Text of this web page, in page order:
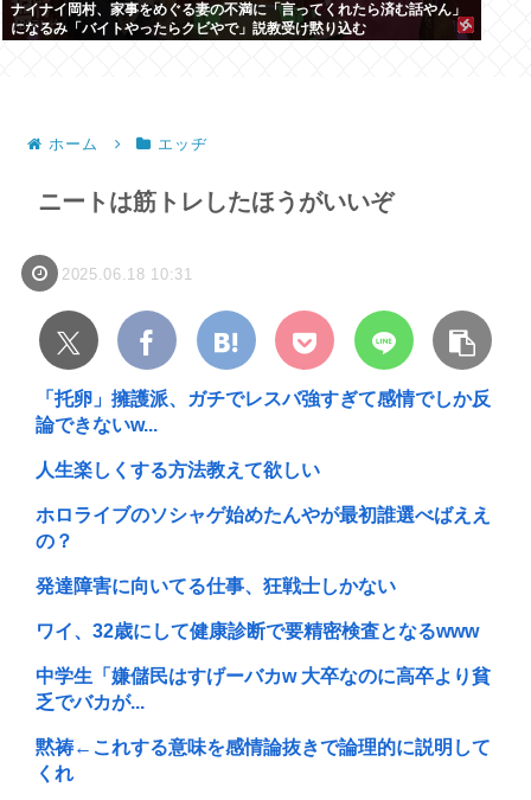
ナイナイ岡村、家事をめぐる妻の不満に「言ってくれたら済む話やん」
になるみ「バイトやったらクビやで」説教受け黙り込む
ホーム エッヂ
ニートは筋トレしたほうがいいぞ
2025.06.18 10:31
「托卵」擁護派、ガチでレスバ強すぎて感情でしか反
論できないw...
人生楽しくする方法教えて欲しい
ホロライブのソシャゲ始めたんやが最初誰選べばええ
の？
発達障害に向いてる仕事、狂戦士しかない
ワイ、32歳にして健康診断で要精密検査となるwww
中学生「嫌儲民はすげーバカw 大卒なのに高卒より貧
乏でバカが...
黙祷←これする意味を感情論抜きで論理的に説明して
くれ